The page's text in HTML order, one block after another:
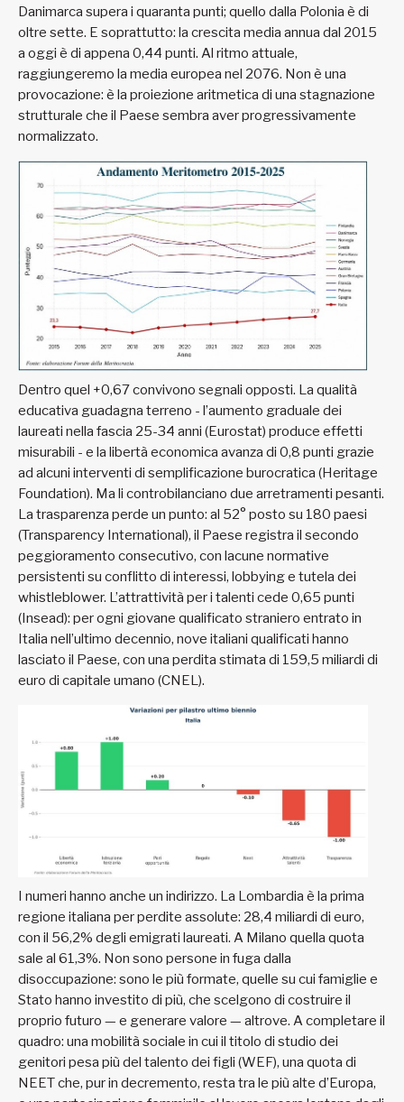
Danimarca supera i quaranta punti; quello dalla Polonia è di
oltre sette. E soprattutto: la crescita media annua dal 2015
a oggi è di appena 0,44 punti. Al ritmo attuale,
raggiungeremo la media europea nel 2076. Non è una
provocazione: è la proiezione aritmetica di una stagnazione
strutturale che il Paese sembra aver progressivamente
normalizzato.
Dentro quel +0,67 convivono segnali opposti. La qualità
educativa guadagna terreno - l’aumento graduale dei
laureati nella fascia 25-34 anni (Eurostat) produce effetti
misurabili - e la libertà economica avanza di 0,8 punti grazie
ad alcuni interventi di semplificazione burocratica (Heritage
Foundation). Ma li controbilanciano due arretramenti pesanti.
La trasparenza perde un punto: al 52° posto su 180 paesi
(Transparency International), il Paese registra il secondo
peggioramento consecutivo, con lacune normative
persistenti su conflitto di interessi, lobbying e tutela dei
whistleblower. L’attrattività per i talenti cede 0,65 punti
(Insead): per ogni giovane qualificato straniero entrato in
Italia nell’ultimo decennio, nove italiani qualificati hanno
lasciato il Paese, con una perdita stimata di 159,5 miliardi di
euro di capitale umano (CNEL).
I numeri hanno anche un indirizzo. La Lombardia è la prima
regione italiana per perdite assolute: 28,4 miliardi di euro,
con il 56,2% degli emigrati laureati. A Milano quella quota
sale al 61,3%. Non sono persone in fuga dalla
disoccupazione: sono le più formate, quelle su cui famiglie e
Stato hanno investito di più, che scelgono di costruire il
proprio futuro — e generare valore — altrove. A completare il
quadro: una mobilità sociale in cui il titolo di studio dei
genitori pesa più del talento dei figli (WEF), una quota di
NEET che, pur in decremento, resta tra le più alte d’Europa,